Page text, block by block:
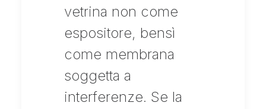
vetrina non come
espositore, bensì
come membrana
soggetta a
interferenze. Se la